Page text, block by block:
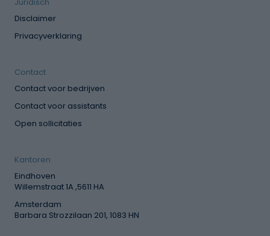
Disclaimer
Privacyverklaring
Contact
Contact voor bedrijven
Contact voor assistants
Open sollicitaties
Kantoren
Eindhoven
Willemstraat 1A ,5611 HA
Amsterdam
Barbara Strozzilaan 201, 1083 HN